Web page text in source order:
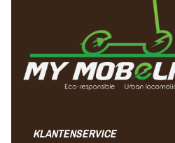
KLANTENSERVICE